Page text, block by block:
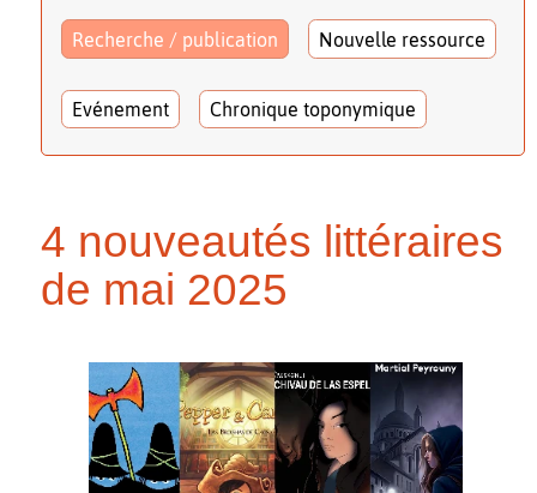
Recherche / publication Nouvelle ressource
Evénement Chronique toponymique
4 nouveautés littéraires
de mai 2025